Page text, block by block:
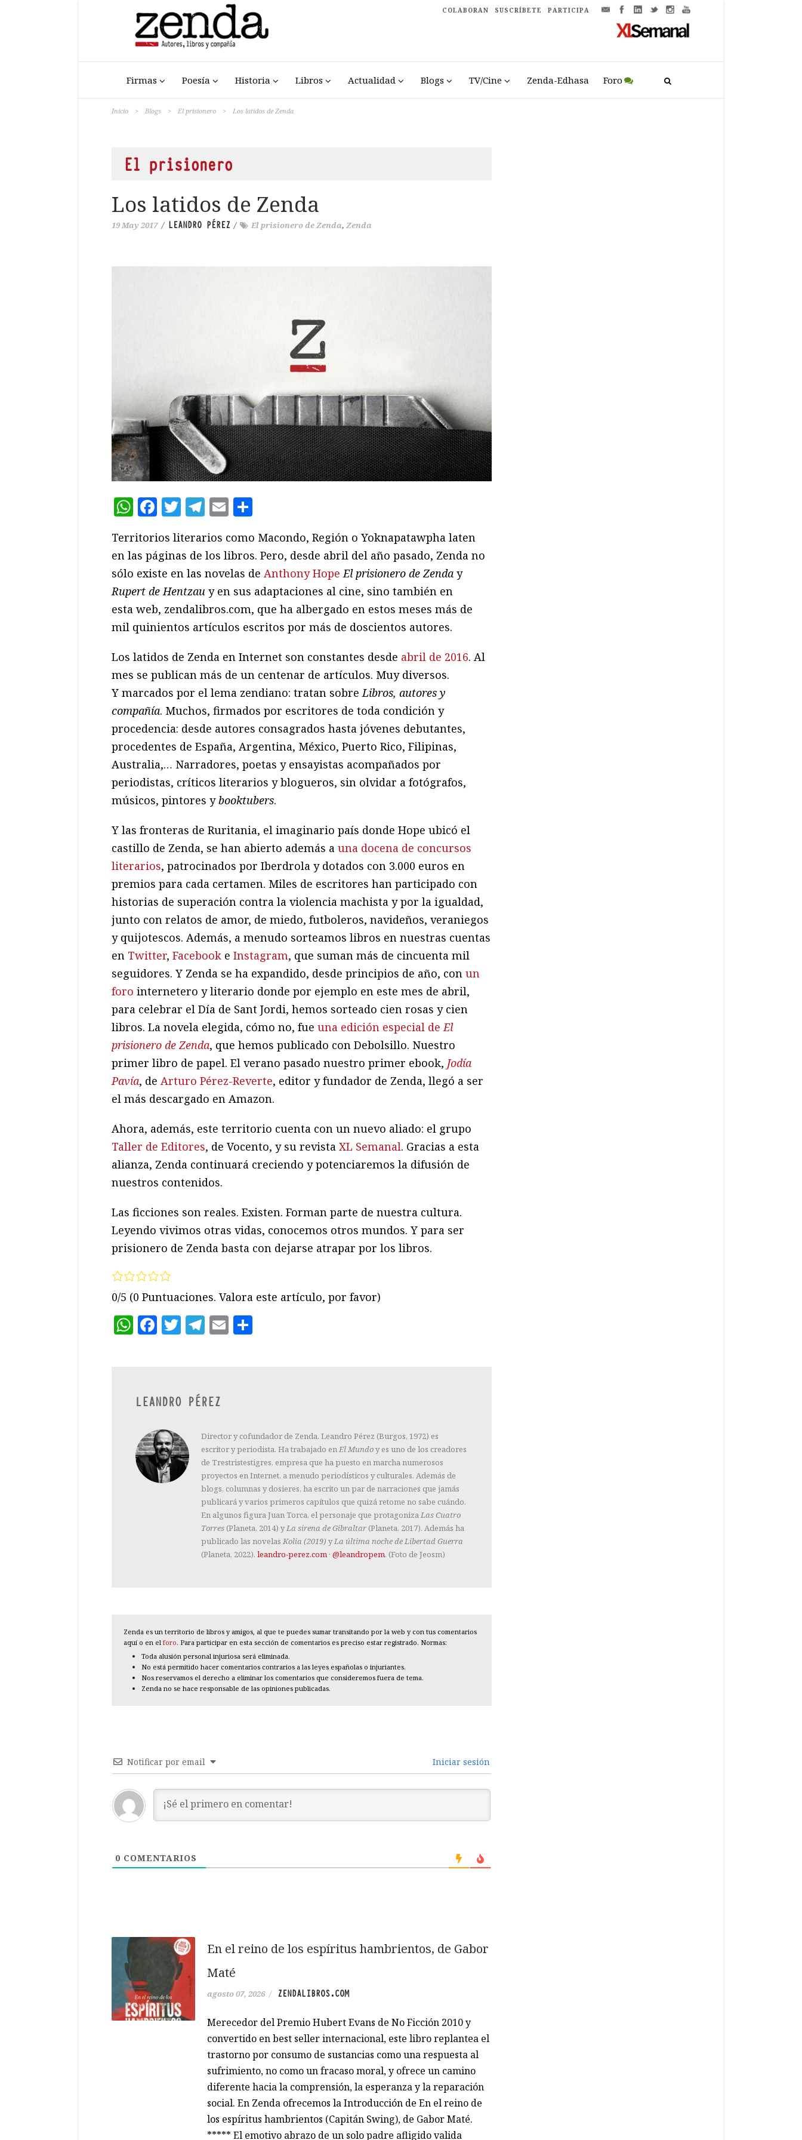
COLABORAN SUSCRÍBETE PARTICIPA
Firmas Poesía Historia Libros Actualidad Blogs TV/Cine Zenda-Edhasa Foro
Inicio > Blogs > El prisionero > Los latidos de Zenda
El prisionero
Los latidos de Zenda
19 May 2017 / LEANDRO PÉREZ / El prisionero de Zenda, Zenda
WhatsApp
Facebook
Twitter
Telegram
Email
Territorios literarios como Macondo, Región o Yoknapatawpha laten
en las páginas de los libros. Pero, desde abril del año pasado, Zenda no
sólo existe en las novelas de Anthony Hope El prisionero de Zenda y
Rupert de Hentzau y en sus adaptaciones al cine, sino también en
esta web, zendalibros.com, que ha albergado en estos meses más de
mil quinientos artículos escritos por más de doscientos autores.
Los latidos de Zenda en Internet son constantes desde abril de 2016. Al
mes se publican más de un centenar de artículos. Muy diversos.
Y marcados por el lema zendiano: tratan sobre Libros, autores y
compañía. Muchos, firmados por escritores de toda condición y
procedencia: desde autores consagrados hasta jóvenes debutantes,
procedentes de España, Argentina, México, Puerto Rico, Filipinas,
Australia,… Narradores, poetas y ensayistas acompañados por
periodistas, críticos literarios y blogueros, sin olvidar a fotógrafos,
músicos, pintores ybooktubers.
Y las fronteras de Ruritania, el imaginario país donde Hope ubicó el
castillo de Zenda, se han abierto además a una docena de concursos
literarios, patrocinados por Iberdrola y dotados con 3.000 euros en
premios para cada certamen. Miles de escritores han participado con
historias de superación contra la violencia machista y por la igualdad,
junto con relatos de amor, de miedo, futboleros, navideños, veraniegos
y quijotescos. Además, a menudo sorteamos libros en nuestras cuentas
en Twitter, Facebook e Instagram, que suman más de cincuenta mil
seguidores. Y Zenda se ha expandido, desde principios de año, con un
foro internetero y literario donde por ejemplo en este mes de abril,
para celebrar el Día de Sant Jordi, hemos sorteado cien rosas y cien
libros. La novela elegida, cómo no, fue una edición especial de El
prisionero de Zenda, que hemos publicado con Debolsillo. Nuestro
primer libro de papel. El verano pasado nuestro primer ebook, Jodía
Pavía, de Arturo Pérez-Reverte, editor y fundador de Zenda, llegó a ser
el más descargado en Amazon.
Ahora, además, este territorio cuenta con un nuevo aliado: el grupo
Taller de Editores, de Vocento, y su revista XL Semanal. Gracias a esta
alianza, Zenda continuará creciendo y potenciaremos la difusión de
nuestros contenidos.
Las ficciones son reales. Existen. Forman parte de nuestra cultura.
Leyendo vivimos otras vidas, conocemos otros mundos. Y para ser
prisionero de Zenda basta con dejarse atrapar por los libros.
0/5 (0 Puntuaciones. Valora este artículo, por favor)
WhatsApp
Facebook
Twitter
Telegram
Email
LEANDRO PÉREZ
Director y cofundador de Zenda. Leandro Pérez (Burgos, 1972) es
escritor y periodista. Ha trabajado enEl Mundoy es uno de los creadores
de Trestristestigres, empresa que ha puesto en marcha numerosos
proyectos en Internet, a menudo periodísticos y culturales. Además de
blogs, columnas y dosieres, ha escrito un par de narraciones que jamás
publicará y varios primeros capítulos que quizá retome no sabe cuándo.
En algunos figura Juan Torca, el personaje que protagonizaLas Cuatro
Torres (Planeta, 2014) yLa sirena de Gibraltar (Planeta, 2017). Además ha
publicado las novelas Kolia (2019) yLa última noche de Libertad Guerra
(Planeta, 2022). leandro-perez.com · @leandropem. (Foto de Jeosm)
Zenda es un territorio de libros y amigos, al que te puedes sumar transitando por la web y con tus comentarios
aquí o en el foro. Para participar en esta sección de comentarios es preciso estar registrado. Normas:
Toda alusión personal injuriosa será eliminada.
No está permitido hacer comentarios contrarios a las leyes españolas o injuriantes.
Nos reservamos el derecho a eliminar los comentarios que consideremos fuera de tema.
Zenda no se hace responsable de las opiniones publicadas.
Notificar por email Iniciar sesión
0 COMENTARIOS
En el reino de los espíritus hambrientos, de Gabor
Maté
agosto 07, 2026 / ZENDALIBROS.COM
Merecedor del Premio Hubert Evans de No Ficción 2010 y
convertido en best seller internacional, este libro replantea el
trastorno por consumo de sustancias como una respuesta al
sufrimiento, no como un fracaso moral, y ofrece un camino
diferente hacia la comprensión, la esperanza y la reparación
social. En Zenda ofrecemos la Introducción de En el reino de
los espíritus hambrientos (Capitán Swing), de Gabor Maté.
***** El emotivo abrazo de un solo padre afligido valida